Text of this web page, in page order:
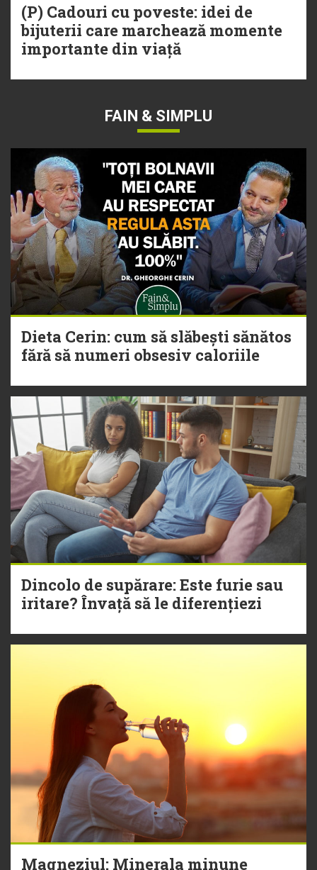
(P) Cadouri cu poveste: idei de
bijuterii care marchează momente
importante din viață
FAIN & SIMPLU
Dieta Cerin: cum să slăbești sănătos
fără să numeri obsesiv caloriile
Dincolo de supărare: Este furie sau
iritare? Învață să le diferențiezi
Magneziul: Minerala minune